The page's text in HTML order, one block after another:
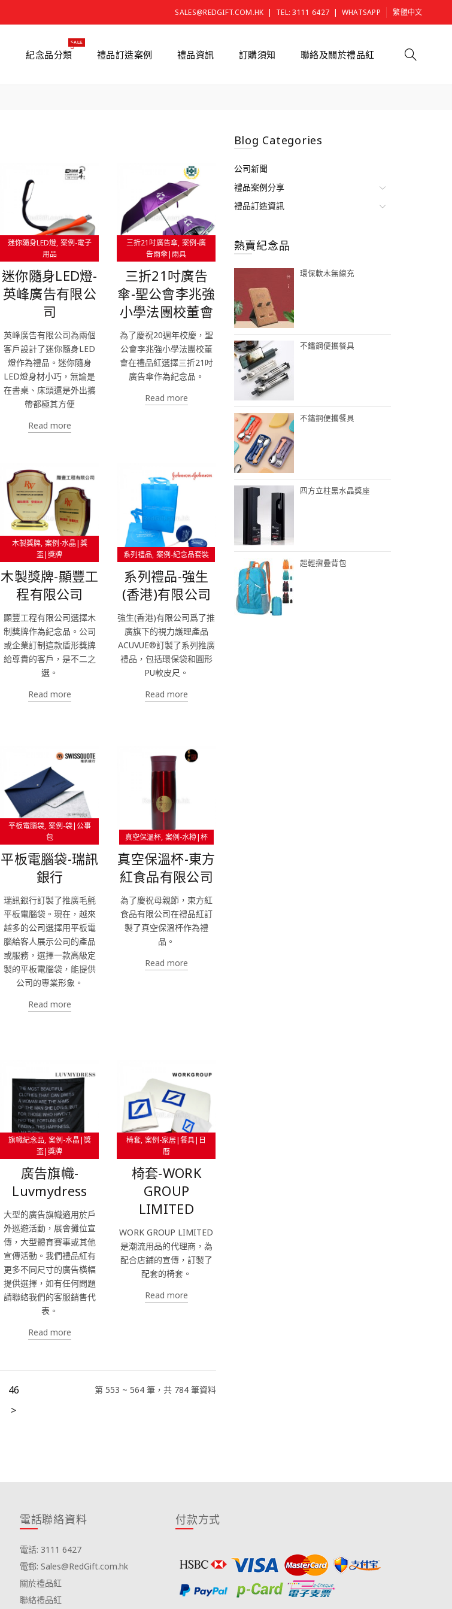
SALES@REDGIFT.COM.HK | TEL: 3111 6427 | WHATSAPP 繁體中文
紀念品分類
SALE
禮品訂造案例 禮品資訊 訂購須知 聯絡及關於禮品紅
迷你隨身LED燈 案例-電子
用品
迷你隨身LED燈-
英峰廣告有限公
司
英峰廣告有限公司為兩個
客戶設計了迷你隨身LED
燈作為禮品。迷你隨身
LED燈身材小巧，無論是
在書桌、床頭還是外出攜
帶都極其方便
Read more
三折21吋廣告傘 案例-廣
告雨傘|雨具
三折21吋廣告
傘-聖公會李兆強
小學法團校董會
為了慶祝20週年校慶，聖
公會李兆強小學法團校董
會在禮品紅選擇三折21吋
廣告傘作為紀念品。
Read more
木製獎牌 案例-水晶|獎
盃|獎牌
木製獎牌-顯豐工
程有限公司
顯豐工程有限公司選擇木
制獎牌作為紀念品。公司
或企業訂制這款盾形獎牌
給尊貴的客戶，是不二之
選。
Read more
系列禮品 案例-紀念品套裝
系列禮品-強生
(香港)有限公司
強生(香港)有限公司爲了推
廣旗下的視力護理產品
ACUVUE®訂製了系列推廣
禮品，包括環保袋和圓形
PU軟皮尺。
Read more
平板電腦袋 案例-袋|公事
包
平板電腦袋-瑞訊
銀行
瑞訊銀行訂製了推廣毛氈
平板電腦袋。現在，越來
越多的公司選擇用平板電
腦給客人展示公司的產品
或服務，選擇一款高級定
製的平板電腦袋，能提供
公司的專業形象。
Read more
真空保溫杯 案例-水樽|杯
真空保溫杯-東方
紅食品有限公司
為了慶祝母親節，東方紅
食品有限公司在禮品紅訂
製了真空保溫杯作為禮
品。
Read more
旗幟紀念品 案例-水晶|獎
盃|獎牌
廣告旗幟-
Luvmydress
大型的廣告旗幟適用於戶
外巡遊活動，展會攤位宣
傳，大型體育賽事或其他
宣傳活動。我們禮品紅有
更多不同尺寸的廣告橫幅
提供選擇，如有任何問題
請聯絡我們的客服銷售代
表。
Read more
椅套 案例-家居|餐具|日
曆
椅套-WORK
GROUP
LIMITED
WORK GROUP LIMITED
是潮流用品的代理商，為
配合店鋪的宣傳，訂製了
配套的椅套。
Read more
46
>
第 553 ~ 564 筆，共 784 筆資料
Blog Categories
公司新聞
禮品案例分享
禮品訂造資訊
熱賣紀念品
環保軟木無線充
不鏽鋼便攜餐具
不鏽鋼便攜餐具
四方立柱黑水晶獎座
超輕摺疊背包
電話聯絡資料
電話: 3111 6427
電郵: Sales@RedGift.com.hk
關於禮品紅
聯絡禮品紅
付款方式